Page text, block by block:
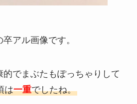
アル画像です。
でまぶたもぽっちゃりして
は一重でしたね。